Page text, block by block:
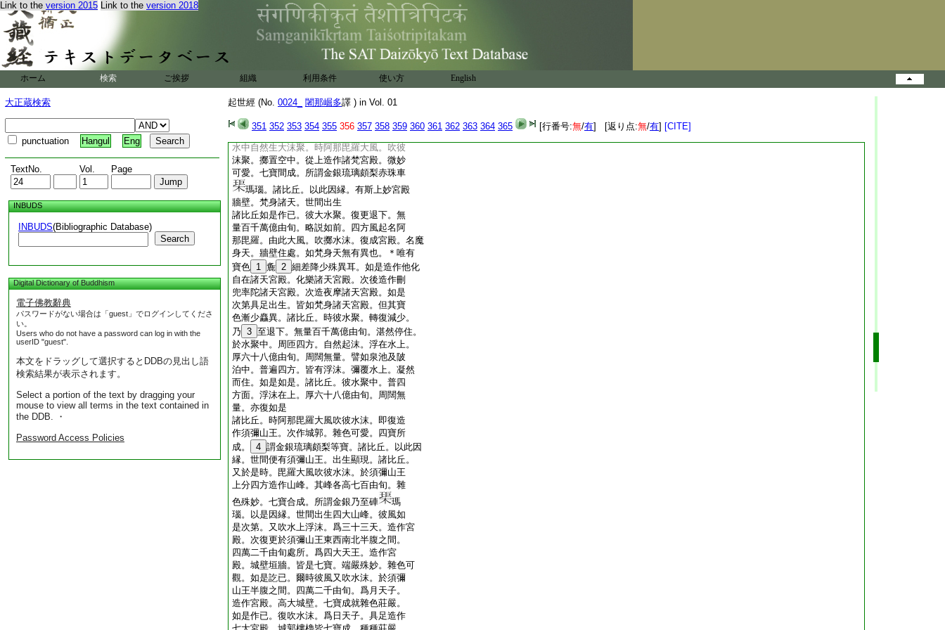
Link to the version 2015 Link to the version 2018
ホーム 検索 ご挨拶 組織 利用条件 使い方 English
大正蔵検索
punctuation Hangul Eng
TextNo. Vol. Page
INBUDS
INBUDS(Bibliographic Database)
Search
Digital Dictionary of Buddhism
電子佛教辭典
パスワードがない場合は「guest」でログインしてくださ
い。
Users who do not have a password can log in with the
userID "guest".
本文をドラッグして選択するとDDBの見出し語
検索結果が表示されます。
Select a portion of the text by dragging your
mouse to view all terms in the text contained in
the DDB. ・
Password Access Policies
起世經 (No. 0024_ 闍那崛多譯 ) in Vol. 01
351 352 353 354 355 356 357 358 359 360 361 362 363 364 365 [行番号:無/有] [返り点:無/有] [CITE]
至。可求免脱。諸比丘。云何世間壞已復成。
諸比丘。爾時復經無量久遠不可計數日月
時節。起大重雲。乃至遍覆梵天世界。既遍
覆已。注大洪雨。其滴甚麤。或如車軸。或復
如杵。經歴多年。百千萬年。彼雨水聚。漸漸
増長。乃至梵天所住世界。其水遍滿。然彼
水聚。有四風輪之所住持。何等爲四。一名
爲住。二名安住。三名不墮。四名牢主。時彼
水聚雨斷已後。還自退下。無量百千萬億由
旬。當於爾時。四方一時有大風起。其風名
水中自然生大沫聚。時阿那毘羅大風。吹彼
沫聚。擲置空中。從上造作諸梵宮殿。微妙
可愛。七寶間成。所謂金銀琉璃頗梨赤珠車
瑪瑙。諸比丘。以此因縁。有斯上妙宮殿
牆壁。梵身諸天。世間出生
諸比丘如是作已。彼大水聚。復更退下。無
量百千萬億由旬。略説如前。四方風起名阿
那毘羅。由此大風。吹擲水沫。復成宮殿。名魔
身天。牆壁住處。如梵身天無有異也。＊唯有
寶色 1 麁 2 細差降少殊異耳。如是造作他化
自在諸天宮殿。化樂諸天宮殿。次後造作刪
兜率陀諸天宮殿。次造夜摩諸天宮殿。如是
次第具足出生。皆如梵身諸天宮殿。但其寶
色漸少麤異。諸比丘。時彼水聚。轉復減少。
乃 3 至退下。無量百千萬億由旬。湛然停住。
於水聚中。周匝四方。自然起沫。浮在水上。
厚六十八億由旬。周闊無量。譬如泉池及陂
泊中。普遍四方。皆有浮沫。彌覆水上。凝然
而住。如是如是。諸比丘。彼水聚中。普四
方面。浮沫在上。厚六十八億由旬。周闊無
量。亦復如是
諸比丘。時阿那毘羅大風吹彼水沫。即復造
作須彌山王。次作城郭。雜色可愛。四寶所
成。
4 謂金銀琉璃頗梨等寶。諸比丘。以此因
縁。世間便有須彌山王。出生顯現。諸比丘。
又於是時。毘羅大風吹彼水沫。於須彌山王
上分四方造作山峰。其峰各高七百由旬。雜
色殊妙。七寶合成。所謂金銀乃至硨
瑪
瑙。以是因縁。世間出生四大山峰。彼風如
是次第。又吹水上浮沫。爲三十三天。造作宮
殿。次復更於須彌山王東西南北半腹之間。
四萬二千由旬處所。爲四大天王。造作宮
殿。城壁垣牆。皆是七寶。端嚴殊妙。雜色可
觀。如是訖已。爾時彼風又吹水沫。於須彌
山王半腹之間。四萬二千由旬。爲月天子。
造作宮殿。高大城壁。七寶成就雜色莊嚴。
如是作已。復吹水沫。爲日天子。具足造作